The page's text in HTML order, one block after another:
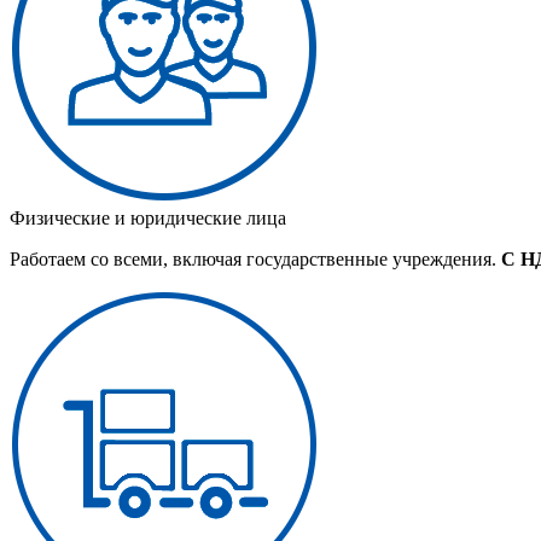
Физические и юридические лица
Работаем со всеми, включая государственные учреждения. С